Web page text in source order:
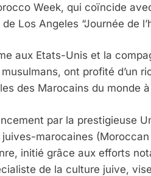
Week, qui coïncide
Los Angeles “Journée de
aux Etats-Unis et la
ont profité d’un
des Marocains du monde
par la prestigieuse
juives-marocaines
initié grâce aux efforts
de la culture juive,